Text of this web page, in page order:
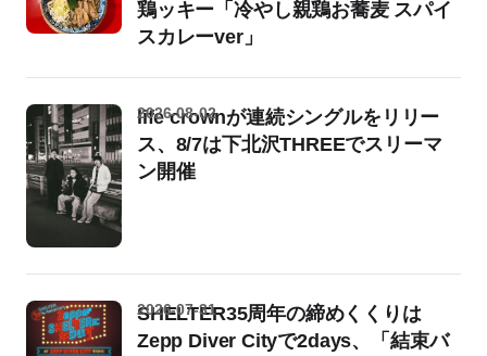
鶏ッキー「冷やし親鶏お蕎麦 スパイ
スカレーver」
life crownが連続シングルをリリー
ス、8/7は下北沢THREEでスリーマ
ン開催
2026-08-02
SHELTER35周年の締めくくりは
Zepp Diver Cityで2days、「結束バ
2026-07-31